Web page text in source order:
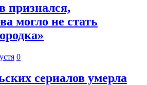
признался,
могло не стать
0
сериалов умерла